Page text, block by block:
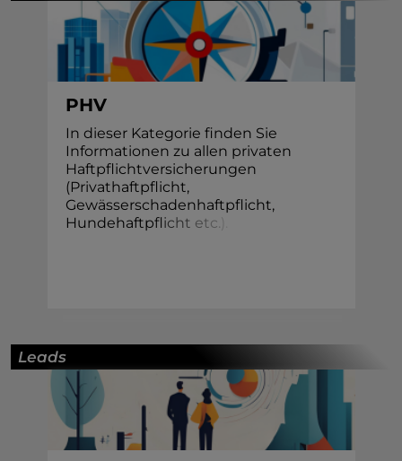
PHV
In dieser Kategorie finden Sie
Informationen zu allen privaten
Haftpflichtversicherungen
(Privathaftpflicht,
Gewässerschadenhaftpflicht,
Hundehaftpficht etc.)
Leads